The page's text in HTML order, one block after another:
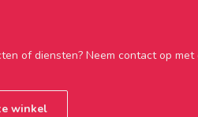
of diensten? Neem contact op
winkel